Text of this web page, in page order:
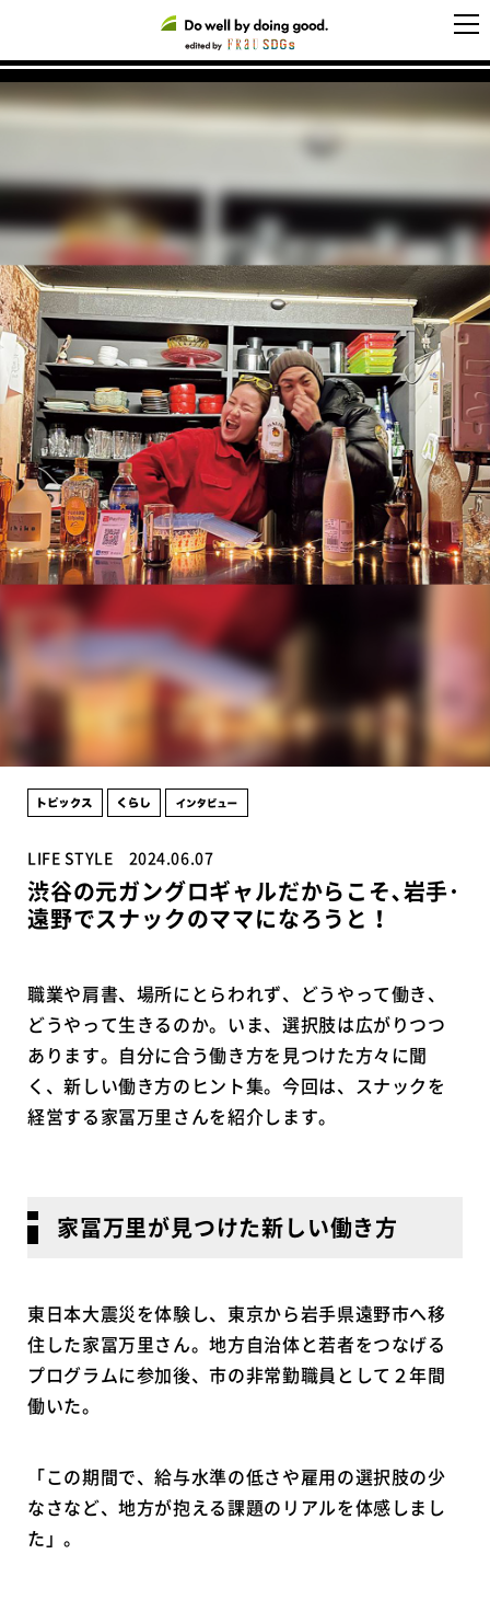
LIFE STYLE 2024.06.07
渋谷の元ガングロギャルだからこそ､岩手･
遠野でスナックのママになろうと！
職業や肩書、場所にとらわれず、どうやって働き、
どうやって生きるのか。いま、選択肢は広がりつつ
あります。自分に合う働き方を見つけた方々に聞
く、新しい働き方のヒント集。今回は、スナックを
経営する家冨万里さんを紹介します。
家冨万里が見つけた新しい働き方
東日本大震災を体験し、東京から岩手県遠野市へ移
住した家冨万里さん。地方自治体と若者をつなげる
プログラムに参加後、市の非常勤職員として２年間
働いた。
「この期間で、給与水準の低さや雇用の選択肢の少
なさなど、地方が抱える課題のリアルを体感しまし
た」。